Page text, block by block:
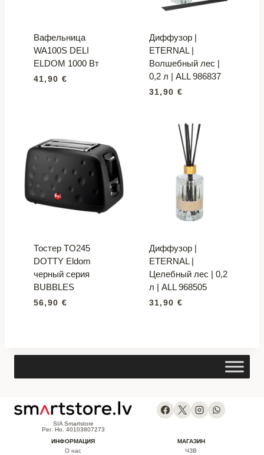
Вафельница
WA100S DELI
ELDOM 1000 Вт
41,90 €
Диффузор |
ETERNAL |
Волшебный лес |
0,2 л | ALL 986837
31,90 €
Тостер TO245
DOTTY Eldom
черный серия
BUBBLES
56,90 €
Диффузор |
ETERNAL |
Целебный лес | 0,2
л | ALL 968505
31,90 €
SIA Smartstore
Рег. Но. 40103807273
ИНФОРМАЦИЯ
О нас
МАГАЗИН
ЧЗВ